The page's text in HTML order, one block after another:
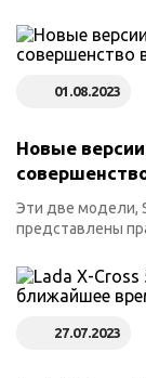
01.08.2023
Новые
Эти две модели,
представлены
27.07.2023